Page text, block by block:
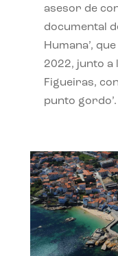
asesor de
documental
Humana’,
2022, junto a
Figueiras,
punto